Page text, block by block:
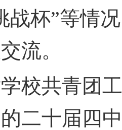
战杯”等情
流。
校共青团
二十届四